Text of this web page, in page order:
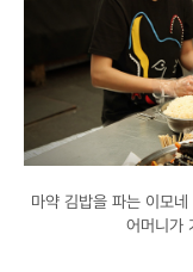
마약 김밥을 파는 이모
어머니가